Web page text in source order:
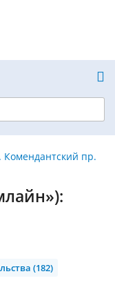
Комендантский пр.
(182)